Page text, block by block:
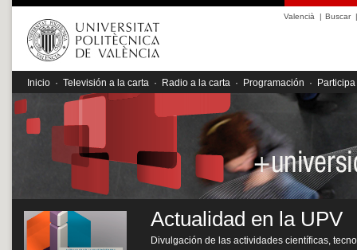
Valencià | Buscar|
Inicio · Televisión a la carta · Radio a la carta · Programación · Participa
Actualidad en la UPV
Divulgación de las actividades científicas,